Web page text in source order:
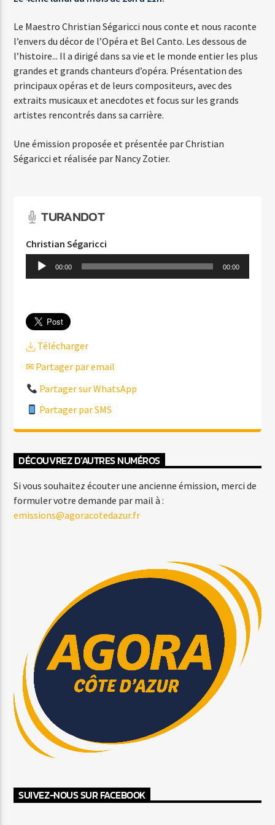
LA MERE A TITI
RENAUD
Le Maestro Christian Ségaricci nous conte et nous raconte
l’envers du décor de l’Opéra et Bel Canto. Les dessous de
l’histoire... Il a dirigé dans sa vie et le monde entier les plus
grandes et grands chanteurs d’opéra. Présentation des
principaux opéras et de leurs compositeurs, avec des
extraits musicaux et anecdotes et focus sur les grands
artistes rencontrés dans sa carrière.
Une émission proposée et présentée par Christian
Ségaricci et réalisée par Nancy Zotier.
TURANDOT
Christian Ségaricci
Lecteur
audio
00:00 00:00
Télécharger
✉ Partager par email
Partager sur WhatsApp
Partager par SMS
DÉCOUVREZ D’AUTRES NUMÉROS
Si vous souhaitez écouter une ancienne émission, merci de
formuler votre demande par mail à :
emissions@agoracotedazur.fr
SUIVEZ-NOUS SUR FACEBOOK